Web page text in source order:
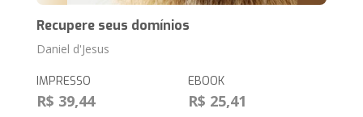
Recupere seus domínios
Daniel d'Jesus
IMPRESSO
R$ 39,44
EBOOK
R$ 25,41